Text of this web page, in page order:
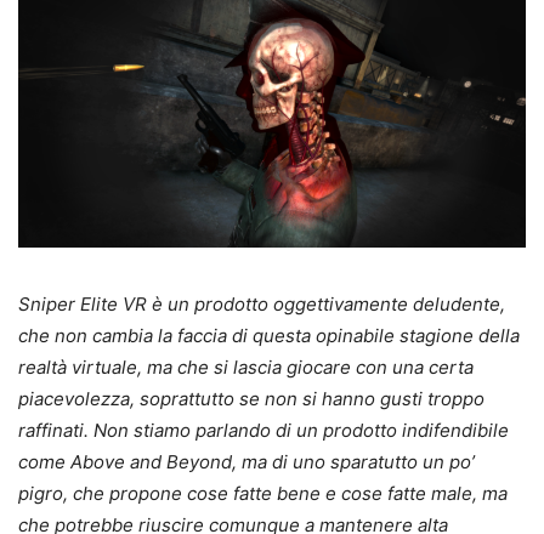
Sniper Elite VR è un prodotto oggettivamente deludente,
che non cambia la faccia di questa opinabile stagione della
realtà virtuale, ma che si lascia giocare con una certa
piacevolezza, soprattutto se non si hanno gusti troppo
raffinati. Non stiamo parlando di un prodotto indifendibile
come Above and Beyond, ma di uno sparatutto un po’
pigro, che propone cose fatte bene e cose fatte male, ma
che potrebbe riuscire comunque a mantenere alta